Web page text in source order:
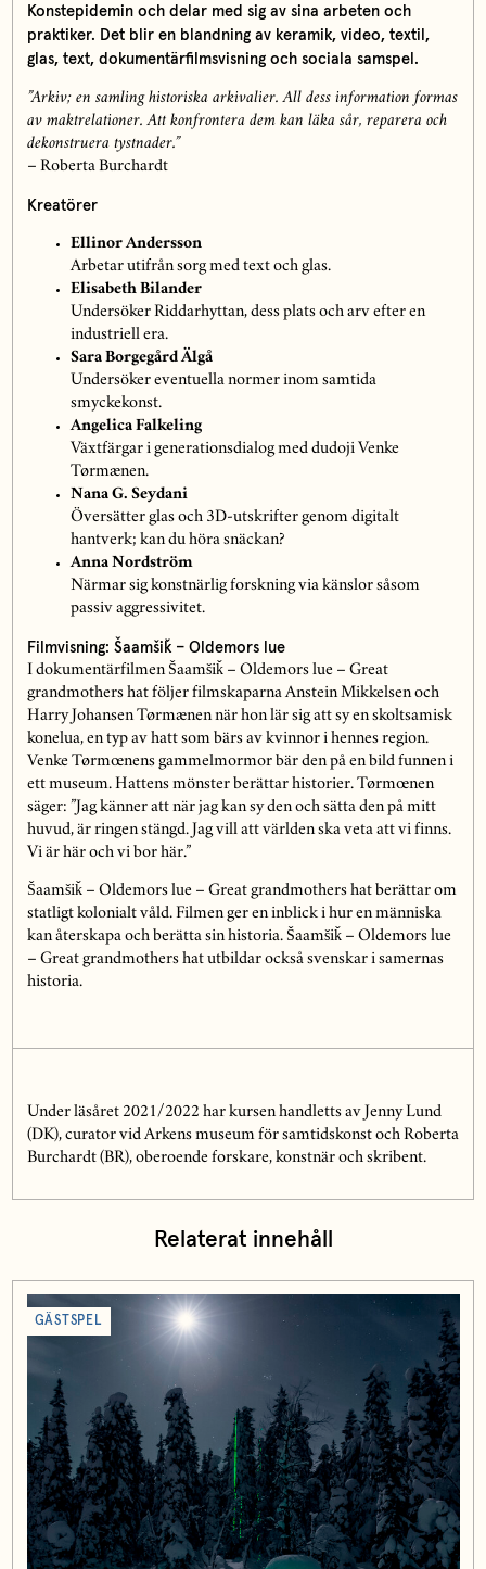
Konstepidemin och delar med sig av sina arbeten och
praktiker. Det blir en blandning av keramik, video, textil,
glas, text, dokumentärfilmsvisning och sociala samspel.
”Arkiv; en samling historiska arkivalier. All dess information formas
av maktrelationer. Att konfrontera dem kan läka sår, reparera och
dekonstruera tystnader.”
– Roberta Burchardt
Kreatörer
Ellinor Andersson
Arbetar utifrån sorg med text och glas.
Elisabeth Bilander
Undersöker Riddarhyttan, dess plats och arv efter en
industriell era.
Sara Borgegård Älgå
Undersöker eventuella normer inom samtida
smyckekonst.
Angelica Falkeling
Växtfärgar i generationsdialog med dudoji Venke
Tørmænen.
Nana G. Seydani
Översätter glas och 3D-utskrifter genom digitalt
hantverk; kan du höra snäckan?
Anna Nordström
Närmar sig konstnärlig forskning via känslor såsom
passiv aggressivitet.
Filmvisning: Šaamšiǩ – Oldemors lue
I dokumentärfilmen Šaamšiǩ – Oldemors lue – Great
grandmothers hat följer filmskaparna Anstein Mikkelsen och
Harry Johansen Tørmænen när hon lär sig att sy en skoltsamisk
konelua, en typ av hatt som bärs av kvinnor i hennes region.
Venke Tørmœnens gammelmormor bär den på en bild funnen i
ett museum. Hattens mönster berättar historier. Tørmœnen
säger: ”Jag känner att när jag kan sy den och sätta den på mitt
huvud, är ringen stängd. Jag vill att världen ska veta att vi finns.
Vi är här och vi bor här.”
Šaamšiǩ – Oldemors lue – Great grandmothers hat berättar om
statligt kolonialt våld. Filmen ger en inblick i hur en människa
kan återskapa och berätta sin historia. Šaamšiǩ – Oldemors lue
– Great grandmothers hat utbildar också svenskar i samernas
historia.
Under läsåret 2021/2022 har kursen handletts av Jenny Lund
(DK), curator vid Arkens museum för samtidskonst och Roberta
Burchardt (BR), oberoende forskare, konstnär och skribent.
Relaterat innehåll
GÄSTSPEL